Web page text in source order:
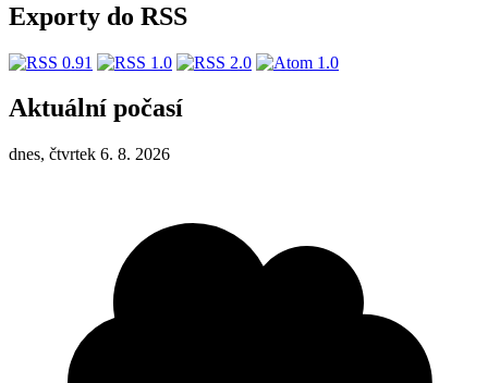
Exporty do RSS
Aktuální počasí
dnes, čtvrtek 6. 8. 2026